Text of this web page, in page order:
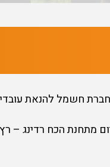
חברת חשמל להנאת
מתחנת הכח רדינג –